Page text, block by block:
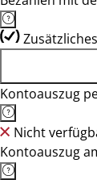
Kontoauszug
Nicht
Kontoauszug